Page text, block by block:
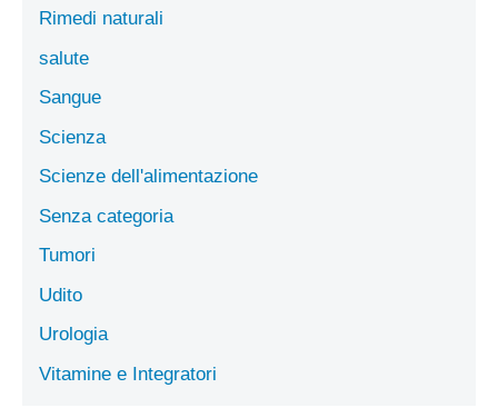
Rimedi naturali
salute
Sangue
Scienza
Scienze dell'alimentazione
Senza categoria
Tumori
Udito
Urologia
Vitamine e Integratori